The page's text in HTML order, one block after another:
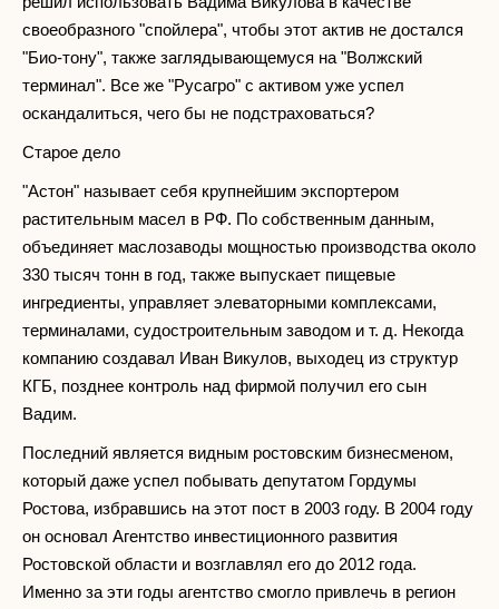
своеобразного "спойлера", чтобы этот актив не достался
"Био-тону", также заглядывающемуся на "Волжский
терминал". Все же "Русагро" с активом уже успел
оскандалиться, чего бы не подстраховаться?
Старое дело
"Астон" называет себя крупнейшим экспортером
растительным масел в РФ. По собственным данным,
объединяет маслозаводы мощностью производства около
330 тысяч тонн в год, также выпускает пищевые
ингредиенты, управляет элеваторными комплексами,
терминалами, судостроительным заводом и т. д. Некогда
компанию создавал Иван Викулов, выходец из структур
КГБ, позднее контроль над фирмой получил его сын
Вадим.
Последний является видным ростовским бизнесменом,
который даже успел побывать депутатом Гордумы
Ростова, избравшись на этот пост в 2003 году. В 2004 году
он основал Агентство инвестиционного развития
Ростовской области и возглавлял его до 2012 года.
Именно за эти годы агентство смогло привлечь в регион